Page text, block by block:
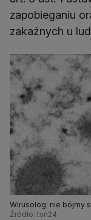
zapobieganiu
zakaźnych u
Wirusolog: nie bójmy
Źródło: tvn24